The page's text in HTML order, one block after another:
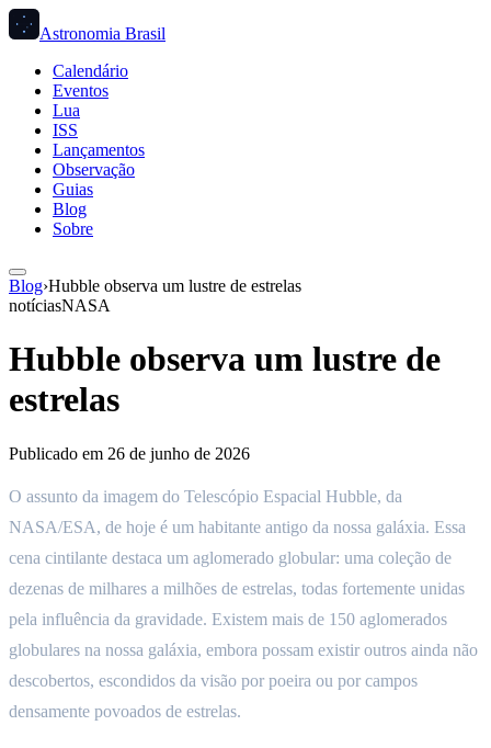
Astronomia Brasil
Calendário
Eventos
Lua
ISS
Lançamentos
Observação
Guias
Blog
Sobre
Blog›Hubble observa um lustre de estrelas
notíciasNASA
Hubble observa um lustre de
estrelas
Publicado em 26 de junho de 2026
O assunto da imagem do Telescópio Espacial Hubble, da
NASA/ESA, de hoje é um habitante antigo da nossa galáxia. Essa
cena cintilante destaca um aglomerado globular: uma coleção de
dezenas de milhares a milhões de estrelas, todas fortemente unidas
pela influência da gravidade. Existem mais de 150 aglomerados
globulares na nossa galáxia, embora possam existir outros ainda não
descobertos, escondidos da visão por poeira ou por campos
densamente povoados de estrelas.